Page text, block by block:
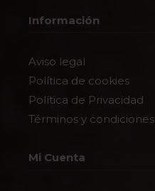
Información
Aviso legal
Política de cookies
Política de Privacidad
Términos y condiciones
Mi Cuenta